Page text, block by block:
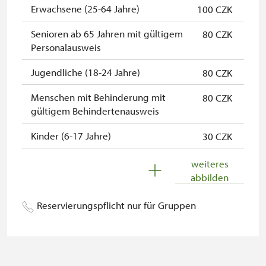
Inhaber der freien Eintrittskarte
kostenlos
Inhaber der freien einmaligen
Eintrittskarte
"Náš člověk"-Karte*
kostenlos
Jahresabonnement (Dauerkarte)
des NPÚ*
* Freier Eintritt nur für den
Erwachsene (25-64 Jahre)
100 CZK
Senioren ab 65 Jahren mit gültigem
Personalausweis
80 CZK
Jugendliche (18-24 Jahre)
80 CZK
Menschen mit Behinderung mit
gültigem Behindertenausweis
80 CZK
Kinder (6-17 Jahre)
30 CZK
kostenlos
Schwerbehinderten
kostenlos
weiteres
abbilden
Reservierungspflicht nur für Gruppen